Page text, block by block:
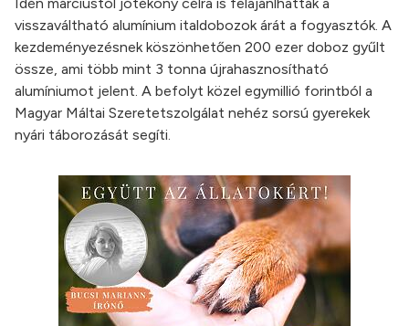
visszaváltható alumínium italdobozok árát a fogyasztók. A
kezdeményezésnek köszönhetően 200 ezer doboz gyűlt
össze, ami több mint 3 tonna újrahasznosítható
alumíniumot jelent. A befolyt közel egymillió forintból a
Magyar Máltai Szeretetszolgálat nehéz sorsú gyerekek
nyári táborozását segíti.